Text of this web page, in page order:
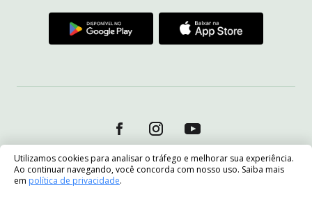
Utilizamos cookies para analisar o tráfego e melhorar sua experiência.
Ao continuar navegando, você concorda com nosso uso. Saiba mais
em política de privacidade.